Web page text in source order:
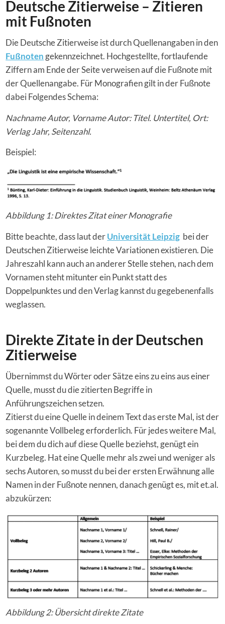
Deutsche Zitierweise – Zitieren
mit Fußnoten
Die Deutsche Zitierweise ist durch Quellenangaben in den
Fußnotengekennzeichnet. Hochgestellte, fortlaufende
Ziffern am Ende der Seite verweisen auf die Fußnote mit
der Quellenangabe. Für Monografien gilt in der Fußnote
dabei Folgendes Schema:
Nachname Autor, Vorname Autor: Titel. Untertitel, Ort:
Verlag Jahr, Seitenzahl.
Beispiel:
Abbildung 1: Direktes Zitat einer Monografie
Bitte beachte, dass laut derUniversität Leipzig bei der
Deutschen Zitierweise leichte Variationen existieren. Die
Jahreszahl kann auch an anderer Stelle stehen, nach dem
Vornamen steht mitunter ein Punkt statt des
Doppelpunktes und den Verlag kannst du gegebenenfalls
weglassen.
Direkte Zitate in der Deutschen
Zitierweise
Übernimmst du Wörter oder Sätze eins zu eins aus einer
Quelle, musst du die zitierten Begriffe in
Anführungszeichen setzen.
Zitierst du eine Quelle in deinem Text das erste Mal, ist der
sogenannte Vollbeleg erforderlich. Für jedes weitere Mal,
bei dem du dich auf diese Quelle beziehst, genügt ein
Kurzbeleg. Hat eine Quelle mehr als zwei und weniger als
sechs Autoren, so musst du bei der ersten Erwähnung alle
Namen in der Fußnote nennen, danach genügt es, mit et.al.
abzukürzen:
Abbildung 2: Übersicht direkte Zitate